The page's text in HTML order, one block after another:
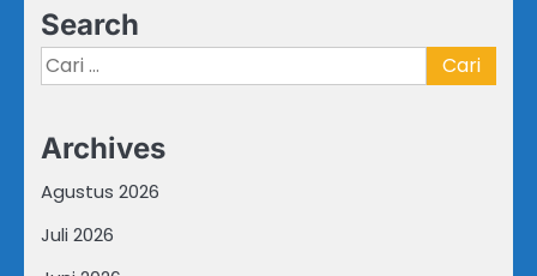
Search
Cari
untuk:
Archives
Agustus 2026
Juli 2026